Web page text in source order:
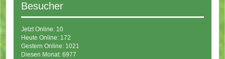
Besucher
Jetzt Online: 10
Heute Online: 172
Gestern Online: 1021
Diesen Monat: 6977